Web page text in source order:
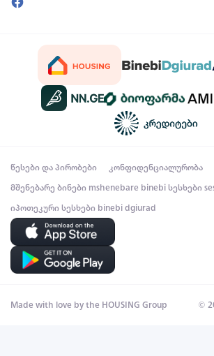
წესები და პირობები კონფიდენციალურობა
მშენებარე ბინები mshenebare binebi სესხები
იპოთეკური სესხები binebi dgiurad
Made with love by the HOUSING Group ©